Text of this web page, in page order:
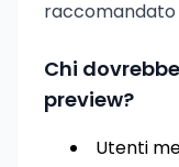
Chi
preview?
Utenti